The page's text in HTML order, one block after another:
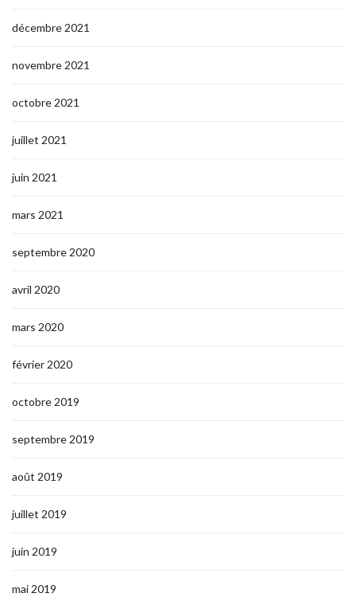
décembre 2021
novembre 2021
octobre 2021
juillet 2021
juin 2021
mars 2021
septembre 2020
avril 2020
mars 2020
février 2020
octobre 2019
septembre 2019
août 2019
juillet 2019
juin 2019
mai 2019